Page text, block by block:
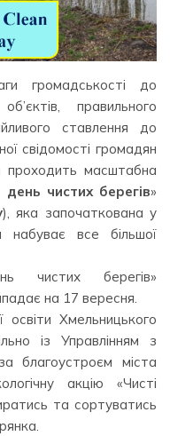
громадськості до
правильного
ставлення до
свідомості громадян
проходить масштабна
чистих берегів»
), яка започаткована у
все більшої
чистих берегів»
на 17 вересня.
освіти Хмельницького
із Управлінням з
благоустроєм міста
акцію «Чисті
та сортуватись